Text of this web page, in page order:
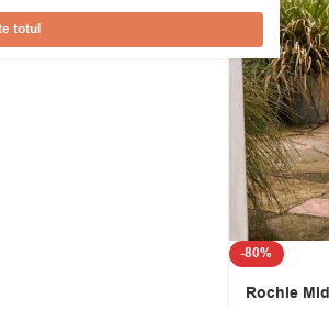
-80%
Rochie
totul